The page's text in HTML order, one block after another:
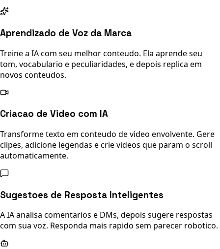
Aprendizado de Voz da Marca
Treine a IA com seu melhor conteudo. Ela aprende seu
tom, vocabulario e peculiaridades, e depois replica em
novos conteudos.
Criacao de Video com IA
Transforme texto em conteudo de video envolvente. Gere
clipes, adicione legendas e crie videos que param o scroll
automaticamente.
Sugestoes de Resposta Inteligentes
A IA analisa comentarios e DMs, depois sugere respostas
com sua voz. Responda mais rapido sem parecer robotico.